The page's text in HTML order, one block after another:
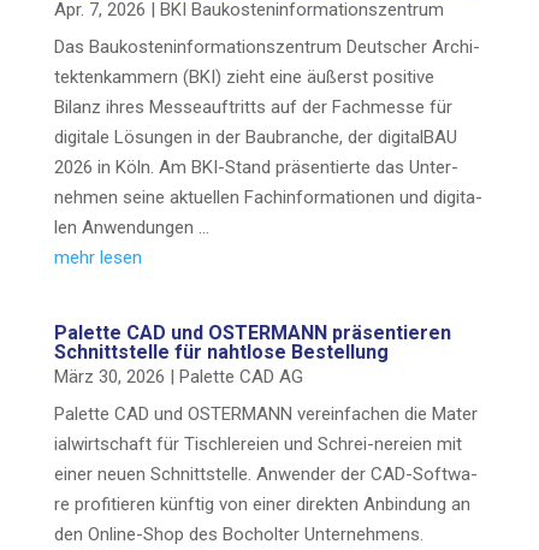
Apr. 7, 2026 | BKI Bau­kos­ten­in­for­ma­ti­ons­zen­trum
Das Bau­kos­ten­in­for­ma­ti­ons­zen­trum Deut­scher Archi­
tek­ten­kam­mern (BKI) zieht eine äußerst posi­ti­ve
Bilanz ihres Mes­se­auf­tritts auf der Fach­mes­se für
digi­ta­le Lösun­gen in der Bau­bran­che, der digi­tal­BAU
2026 in Köln. Am BKI-Stand prä­sen­tier­te das Unter­
neh­men sei­ne aktu­el­len Fach­in­for­ma­tio­nen und digi­ta­
len Anwendungen …
mehr lesen
Palet­te CAD und OSTERMANN prä­sen­tie­ren
Schnitt­stel­le für naht­lo­se Bestellung
März 30, 2026 | Palet­te CAD AG
Palet­te CAD und OSTERMANN ver­ein­fa­chen die Mate­r
i­al­wirt­schaft für Tisch­le­rei­en und Schrei-nere­­i­en mit
einer neu­en Schnitt­stel­le. Anwen­der der CAD-Sof­t­­wa­
re pro­fi­tie­ren künf­tig von einer direk­ten Anbin­dung an
den Online-Shop des Bochol­ter Unternehmens.